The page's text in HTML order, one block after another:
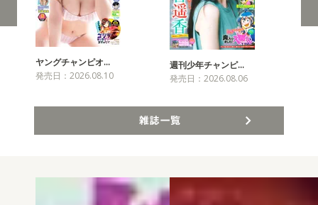
ヤングチャンピオ…
発売日：2026.08.10
週刊少年チャンピ…
発売日：2026.08.06